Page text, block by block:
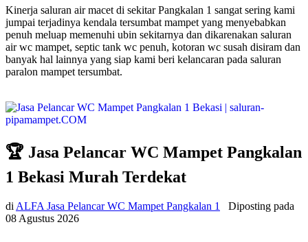
Kinerja saluran air macet di sekitar Pangkalan 1 sangat sering kami
jumpai terjadinya kendala tersumbat mampet yang menyebabkan
penuh meluap memenuhi ubin sekitarnya dan dikarenakan saluran
air wc mampet, septic tank wc penuh, kotoran wc susah disiram dan
banyak hal lainnya yang siap kami beri kelancaran pada saluran
paralon mampet tersumbat.
🏆 Jasa Pelancar WC Mampet Pangkalan
1 Bekasi Murah Terdekat
di ALFA Jasa Pelancar WC Mampet Pangkalan 1
Diposting pada
08 Agustus 2026